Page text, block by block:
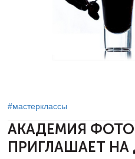
#мастерклассы
АКАДЕМИЯ
ПРИГЛАШАЕТ НА